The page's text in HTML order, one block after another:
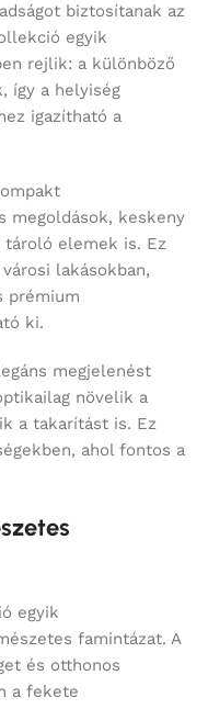
biztosítanak az
egyik
rejlik: a különböző
így a helyiség
igazítható a
megoldások, keskeny
tároló elemek is. Ez
lakásokban,
prémium
ki.
megjelenést
növelik a
a takarítást is. Ez
ahol fontos a
egyik
famintázat. A
és otthonos
a fekete